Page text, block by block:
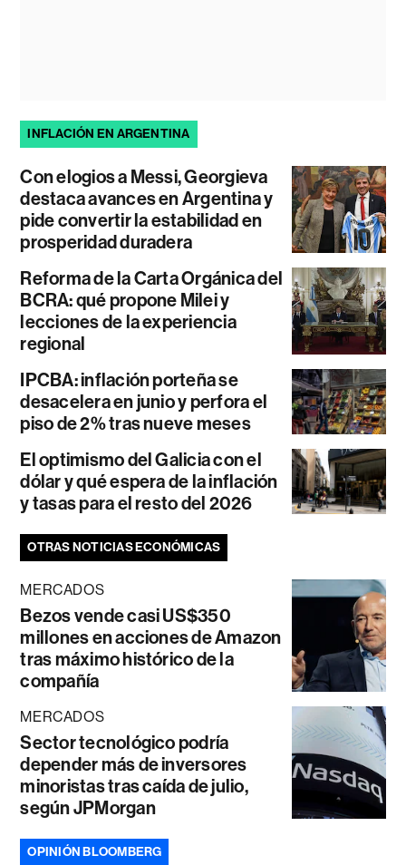
INFLACIÓN EN ARGENTINA
Con elogios a Messi, Georgieva
destaca avances en Argentina y
pide convertir la estabilidad en
prosperidad duradera
Reforma de la Carta Orgánica del
BCRA: qué propone Milei y
lecciones de la experiencia
regional
IPCBA: inflación porteña se
desacelera en junio y perfora el
piso de 2% tras nueve meses
El optimismo del Galicia con el
dólar y qué espera de la inflación
y tasas para el resto del 2026
OTRAS NOTICIAS ECONÓMICAS
MERCADOS
Bezos vende casi US$350
millones en acciones de Amazon
tras máximo histórico de la
compañía
MERCADOS
Sector tecnológico podría
depender más de inversores
minoristas tras caída de julio,
según JPMorgan
OPINIÓN BLOOMBERG